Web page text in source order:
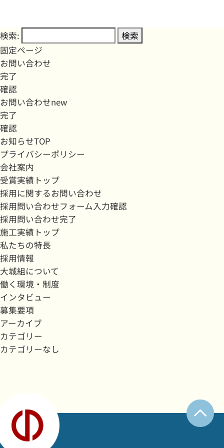
検索:
固定ページ
お問い合わせ
完了
確認
お問い合わせnew
完了
確認
お知らせTOP
プライバシーポリシー
会社案内
受賞実績トップ
採用に関するお問い合わせ
採用問い合わせフォーム入力確認
採用問い合わせ完了
施工実績トップ
私たちの特長
採用情報
大城組について
働く環境・制度
インタビュー
募集要項
アーカイブ
カテゴリー
カテゴリーなし